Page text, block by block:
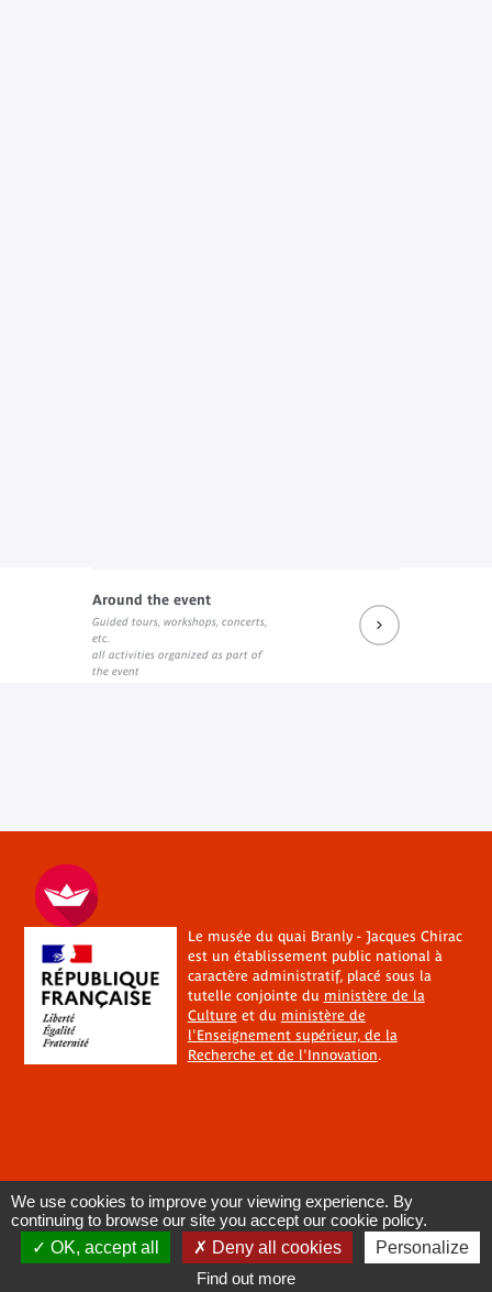
Around the event
Guided tours, workshops, concerts,
etc.
all activities organized as part of
the event
Le musée du quai Branly - Jacques Chirac
est un établissement public national à
caractère administratif, placé sous la
tutelle conjointe du ministère de la
Cultureet du ministère de
l'Enseignement supérieur, de la
Recherche et de l'Innovation.
We use cookies to improve your viewing experience. By
continuing to browse our site you accept our cookie policy.
OK, accept all
Deny all cookies
Personalize
Find out more